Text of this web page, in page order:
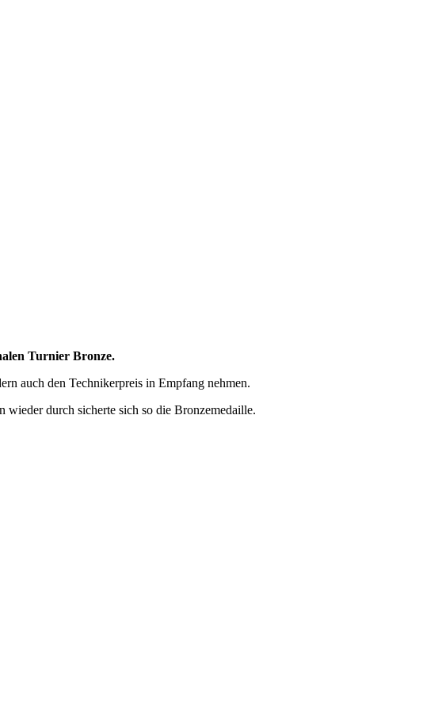
Turnier Bronze.
auch den Technikerpreis in Empfang nehmen.
durch sicherte sich so die Bronzemedaille.